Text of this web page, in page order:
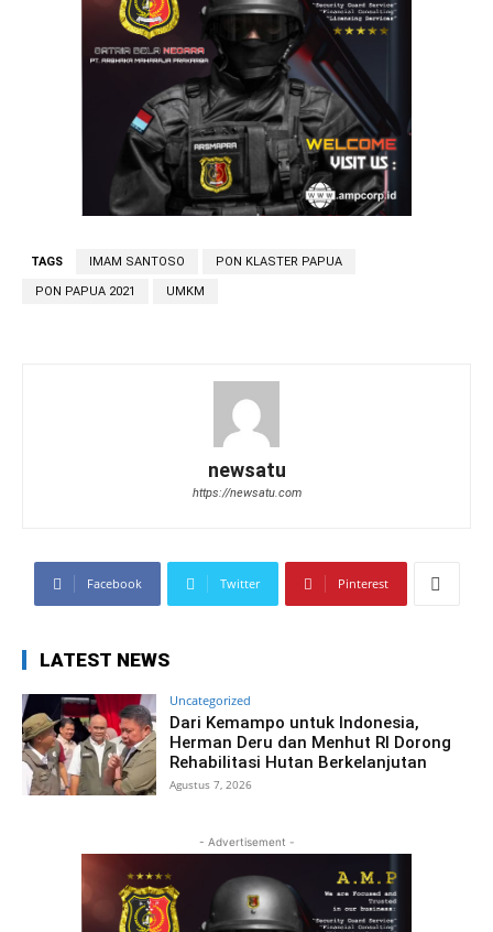
TAGS IMAM SANTOSO PON KLASTER PAPUA
PON PAPUA 2021 UMKM
newsatu
https://newsatu.com
Facebook Twitter Pinterest
LATEST NEWS
Uncategorized
Dari Kemampo untuk Indonesia,
Herman Deru dan Menhut RI Dorong
Rehabilitasi Hutan Berkelanjutan
Agustus 7, 2026
- Advertisement -